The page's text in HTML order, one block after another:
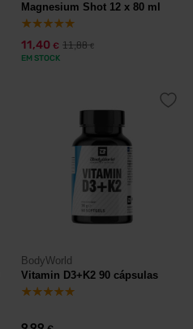
Magnesium Shot 12 x 80 ml
11,40 € 11,88€
EM STOCK
BodyWorld
Vitamin D3+K2 90 cápsulas